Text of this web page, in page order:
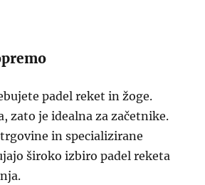
padel reket in žoge.
zato je idealna za začetnike.
in specializirane
široko izbiro padel reketa